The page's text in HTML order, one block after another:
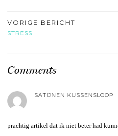
VORIGE BERICHT
STRESS
Comments
SATIJNEN KUSSENSLOOP
prachtig artikel dat ik niet beter had